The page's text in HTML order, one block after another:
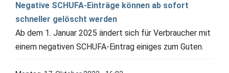
Negative SCHUFA-Einträge können ab sofort
schneller gelöscht werden
Ab dem 1. Januar 2025 ändert sich für Verbraucher mit
einem negativen SCHUFA-Eintrag einiges zum Guten.